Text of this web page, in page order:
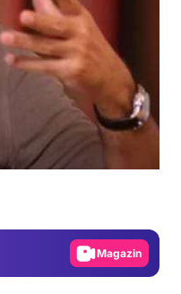
Test
Magazin
Video